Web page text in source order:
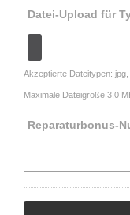
Datei-Upload für
Akzeptierte Dateitypen:
Maximale Dateigröße 3,0
Reparaturbonus-